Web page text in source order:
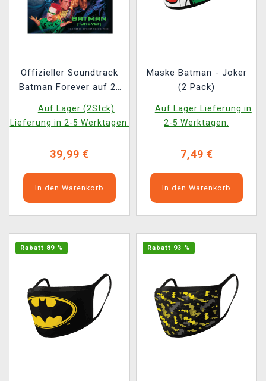
Offizieller Soundtrack
Batman Forever auf 2x
Auf Lager (2Stck)
Lieferung in 2-5 Werktagen.
39,99 €
In den Warenkorb
Maske Batman - Joker
(2 Pack)
Auf Lager Lieferung in
2-5 Werktagen.
7,49 €
In den Warenkorb
Rabatt 89 % Rabatt 93 %